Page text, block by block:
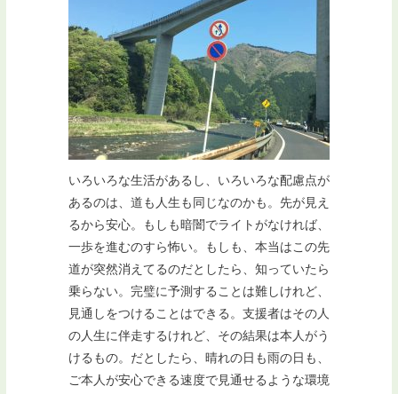
いろいろな生活があるし、いろいろな配慮点が
あるのは、道も人生も同じなのかも。先が見え
るから安心。もしも暗闇でライトがなければ、
一歩を進むのすら怖い。もしも、本当はこの先
道が突然消えてるのだとしたら、知っていたら
乗らない。完璧に予測することは難しけれど、
見通しをつけることはできる。支援者はその人
の人生に伴走するけれど、その結果は本人がう
けるもの。だとしたら、晴れの日も雨の日も、
ご本人が安心できる速度で見通せるような環境